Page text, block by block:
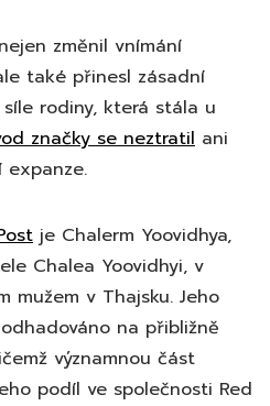
změnil vnímání
také přinesl zásadní
rodiny, která stála u
značky se neztratil ani
je Chalerm Yoovidhya,
Chalea Yoovidhyi, v
mužem v Thajsku. Jeho
na přibližně
významnou část
podíl ve společnosti Red